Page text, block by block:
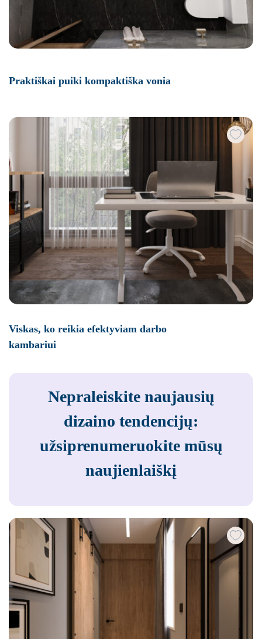
Praktiškai puiki kompaktiška vonia
Viskas, ko reikia efektyviam darbo
kambariui
Nepraleiskite naujausių
dizaino tendencijų:
užsiprenumeruokite mūsų
naujienlaiškį